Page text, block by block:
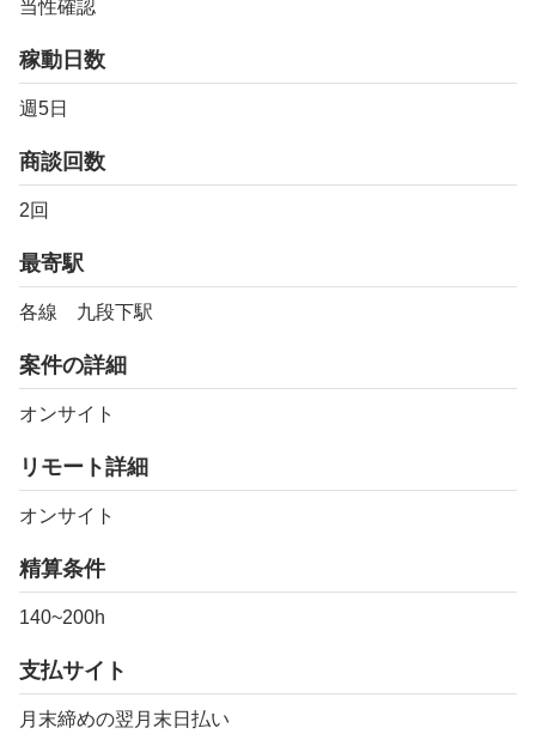
当性確認
稼動日数
週5日
商談回数
2回
最寄駅
各線 九段下駅
案件の詳細
オンサイト
リモート詳細
オンサイト
精算条件
140~200h
支払サイト
月末締めの翌月末日払い